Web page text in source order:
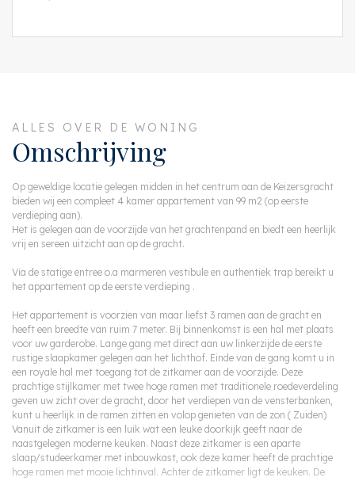
ALLES OVER DE WONING
Omschrijving
Op geweldige locatie gelegen midden in het centrum aan de Keizersgracht
bieden wij een compleet 4 kamer appartement van 99 m2 (op eerste
verdieping aan).
Het is gelegen aan de voorzijde van het grachtenpand en biedt een heerlijk
vrij en sereen uitzicht aan op de gracht.
Via de statige entree o.a marmeren vestibule en authentiek trap bereikt u
het appartement op de eerste verdieping .
Het appartement is voorzien van maar liefst 3 ramen aan de gracht en
heeft een breedte van ruim 7 meter. Bij binnenkomst is een hal met plaats
voor uw garderobe. Lange gang met direct aan uw linkerzijde de eerste
rustige slaapkamer gelegen aan het lichthof. Einde van de gang komt u in
een royale hal met toegang tot de zitkamer aan de voorzijde. Deze
prachtige stijlkamer met twee hoge ramen met traditionele roedeverdeling
geven uw zicht over de gracht, door het verdiepen van de vensterbanken,
kunt u heerlijk in de ramen zitten en volop genieten van de zon ( Zuiden)
Vanuit de zitkamer is een luik wat een leuke doorkijk geeft naar de
naastgelegen moderne keuken. Naast deze zitkamer is een aparte
slaap/studeerkamer met inbouwkast, ook deze kamer heeft de prachtige
hoge ramen met mooie lichtinval. Achter de zitkamer ligt de keuken. De